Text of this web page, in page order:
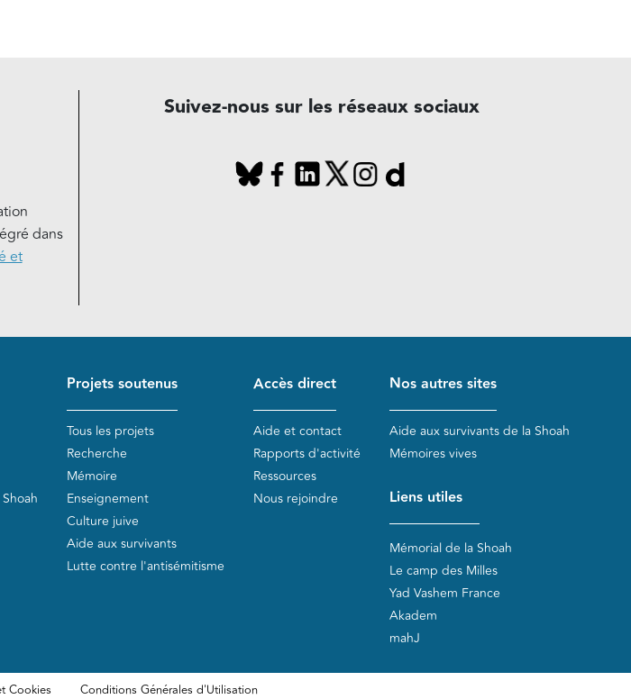
dans
et
Suivez-nous sur les réseaux sociaux
Projets soutenus
Tous les projets
Recherche
Mémoire
Enseignement
Culture juive
Aide aux survivants
Lutte contre l'antisémitisme
Accès direct
Aide et contact
Rapports d'activité
Ressources
Nous rejoindre
Nos autres sites
Aide aux survivants de la Shoah
Mémoires vives
Liens utiles
Mémorial de la Shoah
Le camp des Milles
Yad Vashem France
Akadem
mahJ
Cookies Conditions Générales d'Utilisation